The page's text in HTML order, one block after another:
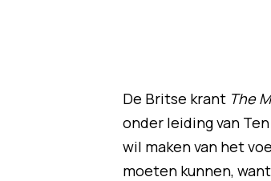
De Britse krant The
onder leiding van
wil maken van het
moeten kunnen,